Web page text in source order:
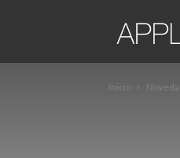
Inicio